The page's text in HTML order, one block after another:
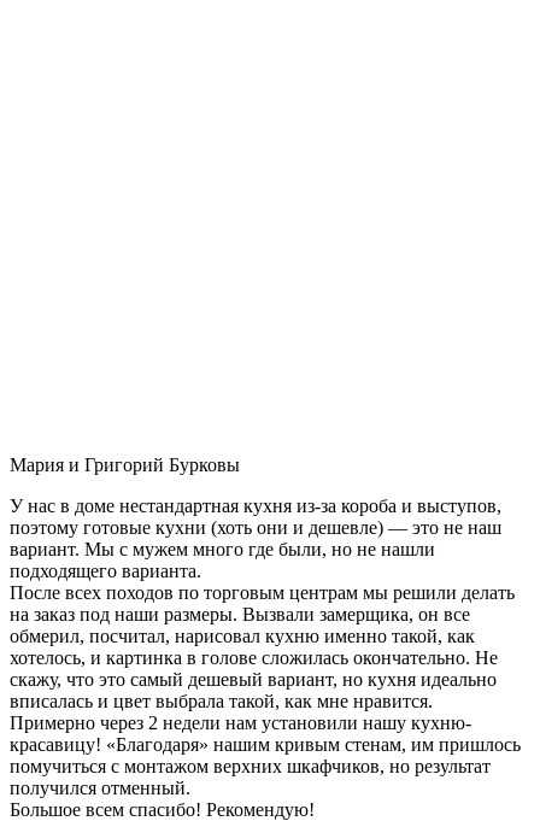
Мария и Григорий Бурковы
У нас в доме нестандартная кухня из-за короба и выступов,
поэтому готовые кухни (хоть они и дешевле) — это не наш
вариант. Мы с мужем много где были, но не нашли
подходящего варианта.
После всех походов по торговым центрам мы решили делать
на заказ под наши размеры. Вызвали замерщика, он все
обмерил, посчитал, нарисовал кухню именно такой, как
хотелось, и картинка в голове сложилась окончательно. Не
скажу, что это самый дешевый вариант, но кухня идеально
вписалась и цвет выбрала такой, как мне нравится.
Примерно через 2 недели нам установили нашу кухню-
красавицу! «Благодаря» нашим кривым стенам, им пришлось
помучиться с монтажом верхних шкафчиков, но результат
получился отменный.
Большое всем спасибо! Рекомендую!